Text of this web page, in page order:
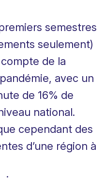
semestres
seulement)
de la
avec un
de 16% de
national.
cependant des
d’une région à